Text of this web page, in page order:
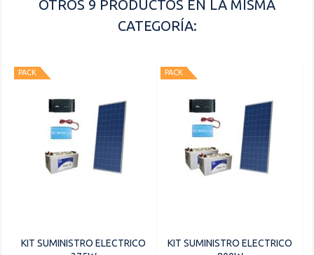
OTROS 9 PRODUCTOS EN LA MISMA
CATEGORÍA:
PACK
KIT SUMINISTRO ELECTRICO
PACK
KIT SUMINISTRO ELECTRICO